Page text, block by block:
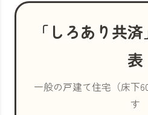
「しろあり共
表
一般の戸建て住宅（床下
す